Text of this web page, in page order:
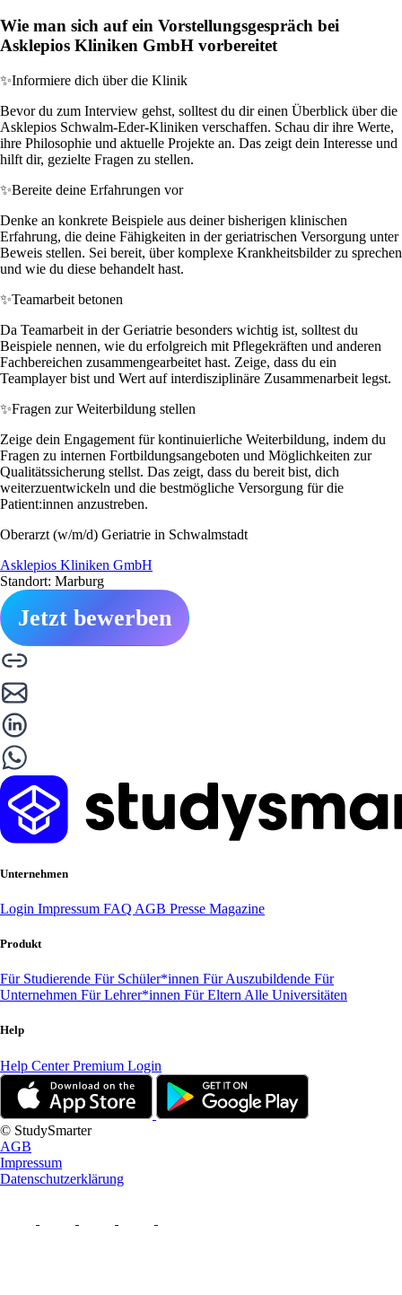
Wie man sich auf ein Vorstellungsgespräch bei
Asklepios Kliniken GmbH vorbereitet
✨Informiere dich über die Klinik
Bevor du zum Interview gehst, solltest du dir einen Überblick über die
Asklepios Schwalm-Eder-Kliniken verschaffen. Schau dir ihre Werte,
ihre Philosophie und aktuelle Projekte an. Das zeigt dein Interesse und
hilft dir, gezielte Fragen zu stellen.
✨Bereite deine Erfahrungen vor
Denke an konkrete Beispiele aus deiner bisherigen klinischen
Erfahrung, die deine Fähigkeiten in der geriatrischen Versorgung unter
Beweis stellen. Sei bereit, über komplexe Krankheitsbilder zu sprechen
und wie du diese behandelt hast.
✨Teamarbeit betonen
Da Teamarbeit in der Geriatrie besonders wichtig ist, solltest du
Beispiele nennen, wie du erfolgreich mit Pflegekräften und anderen
Fachbereichen zusammengearbeitet hast. Zeige, dass du ein
Teamplayer bist und Wert auf interdisziplinäre Zusammenarbeit legst.
✨Fragen zur Weiterbildung stellen
Zeige dein Engagement für kontinuierliche Weiterbildung, indem du
Fragen zu internen Fortbildungsangeboten und Möglichkeiten zur
Qualitätssicherung stellst. Das zeigt, dass du bereit bist, dich
weiterzuentwickeln und die bestmögliche Versorgung für die
Patient:innen anzustreben.
Oberarzt (w/m/d) Geriatrie in Schwalmstadt
Asklepios Kliniken GmbH
Standort: Marburg
Jetzt bewerben
Unternehmen
Login Impressum FAQ AGB Presse Magazine
Produkt
Für Studierende Für Schüler*innen Für Auszubildende Für
Unternehmen Für Lehrer*innen Für Eltern Alle Universitäten
Help
Help CenterPremium Login
© StudySmarter
AGB
Impressum
Datenschutzerklärung